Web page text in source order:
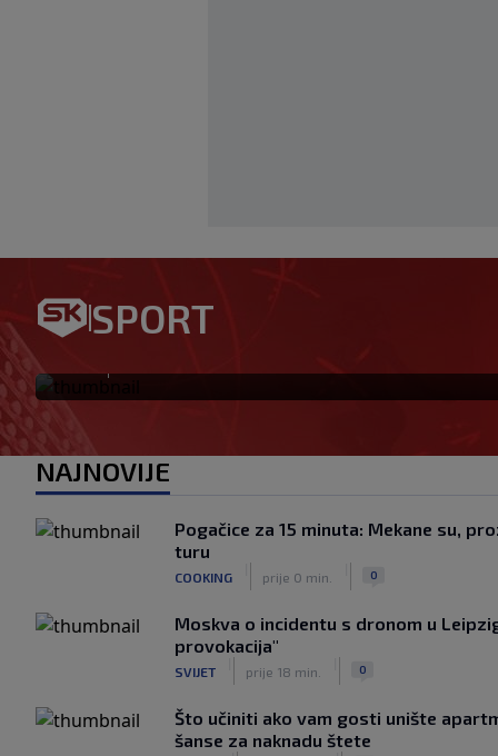
SPORT
Bennacer raskinuo s
igrač: Boban je upravo to i
NAJNOVIJE
Pogačice za 15 minuta: Mekane su,
turu
COOKING prije 0 min. 0
Moskva o incidentu s dronom u
provokacija"
SVIJET prije 18 min. 0
Što učiniti ako vam gosti unište
šanse za naknadu štete